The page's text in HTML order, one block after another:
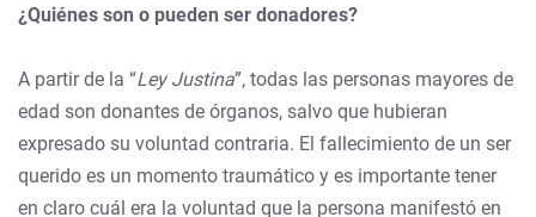
¿Quiénes son o pueden ser donadores?
A partir de la “Ley Justina”, todas las personas mayores de
edad son donantes de órganos, salvo que hubieran
expresado su voluntad contraria. El fallecimiento de un ser
querido es un momento traumático y es importante tener
en claro cuál era la voluntad que la persona manifestó en